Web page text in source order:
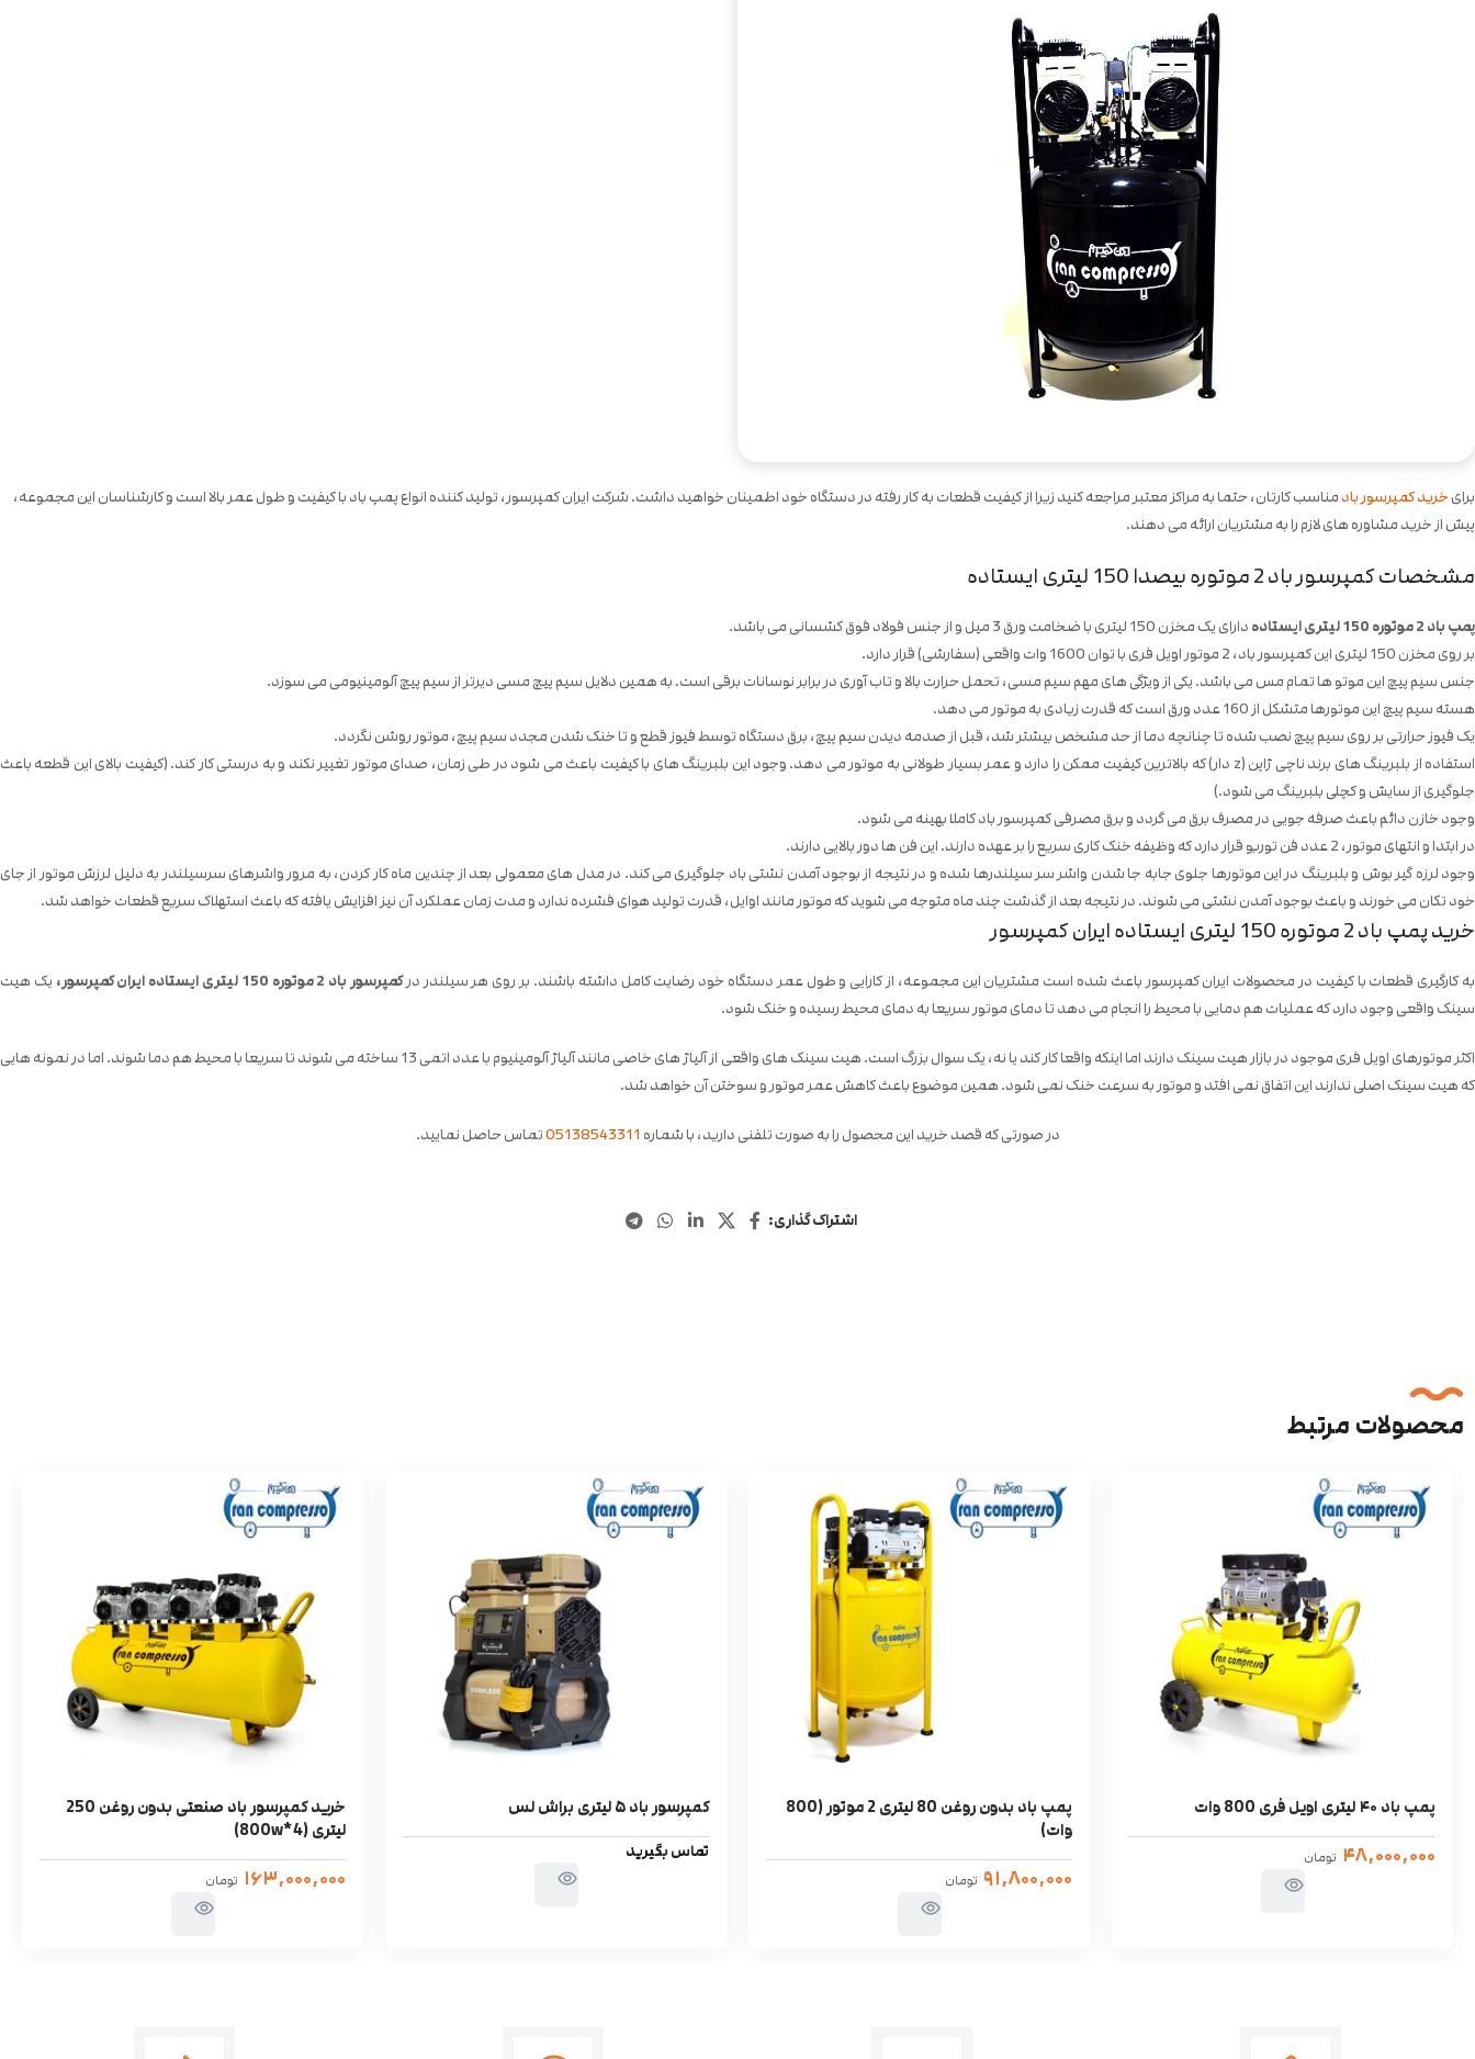
برای خرید کمپرسور بادمناسب کارتان، حتما به مراکز معتبر مراجعه کنید زیرا از کیفیت قطعات به کار رفته در دستگاه خود اطمینان خواهید داشت. شرکت ایران کمپرسور، تولید کننده انواع پمپ باد با کیفیت و طول عمر بالا است و کارشناسان این مجموعه،
پیش از خرید مشاوره های لازم را به مشتریان ارائه می دهند.
مشخصات کمپرسور باد 2 موتوره بیصدا 150 لیتری ایستاده
پمپ باد 2 موتوره 150 لیتری ایستاده
دارای یک مخزن 150 لیتری با ضخامت ورق 3 میل و از جنس فولاد فوق کشسانی می باشد.
بر روی مخزن 150 لیتری این کمپرسور باد، 2 موتور اویل فری با توان 1600 وات واقعی (سفارشی) قرار دارد.
جنس سیم پیچ این موتو ها تمام مس می باشد. یکی از ویژگی های مهم سیم مسی، تحمل حرارت بالا و تاب آوری در برابر نوسانات برقی است. به همین دلایل سیم پیچ مسی دیرتر از سیم پیچ آلومینیومی می سوزد.
هسته سیم پیچ این موتورها متشکل از 160 عدد ورق است که قدرت زیادی به موتور می دهد.
یک فیوز حرارتی بر روی سیم پیچ نصب شده تا چنانچه دما از حد مشخص بیشتر شد، قبل از صدمه دیدن سیم پیچ، برق دستگاه توسط فیوز قطع و تا خنک شدن مجدد سیم پیچ، موتور روشن نگردد.
استفاده از بلبرینگ های برند ناچی ژاپن (z دار) که بالاترین کیفیت ممکن را دارد و عمر بسیار طولانی به موتور می دهد. وجود این بلبرینگ های با کیفیت باعث می شود در طی زمان، صدای موتور تغییر نکند و به درستی کار کند. (کیفیت بالای این قطعه باعث
جلوگیری از سایش و کچلی بلبرینگ می شود.)
وجود خازن دائم باعث صرفه جویی در مصرف برق می گردد و برق مصرفی کمپرسور باد کاملا بهینه می شود.
در ابتدا و انتهای موتور، 2 عدد فن توربو قرار دارد که وظیفه خنک کاری سریع را بر عهده دارند. این فن ها دور بالایی دارند.
وجود لرزه گیر بوش و بلبرینگ در این موتورها جلوی جابه جا شدن واشر سر سیلندرها شده و در نتیجه از بوجود آمدن نشتی باد جلوگیری می کند. در مدل های معمولی بعد از چندین ماه کار کردن، به مرور واشرهای سرسیلندر به دلیل لرزش موتور از جای
خود تکان می خورند و باعث بوجود آمدن نشتی می شوند. در نتیجه بعد از گذشت چند ماه متوجه می شوید که موتور مانند اوایل، قدرت تولید هوای فشرده ندارد و مدت زمان عملکرد آن نیز افزایش یافته که باعث استهلاک سریع قطعات خواهد شد.
خرید پمپ باد 2 موتوره 150 لیتری ایستاده ایران کمپرسور
به کارگیری قطعات با کیفیت در محصولات ایران کمپرسور باعث شده است مشتریان این مجموعه، از کارایی و طول عمر دستگاه خود رضایت کامل داشته باشند. بر روی هر سیلندر درکمپرسور باد 2 موتوره 150 لیتری ایستاده ایران کمپرسور،
یک هیت
سینک واقعی وجود دارد که عملیات هم دمایی با محیط را انجام می دهد تا دمای موتور سریعا به دمای محیط رسیده و خنک شود.
اکثر موتورهای اویل فری موجود در بازار هیت سینک دارند اما اینکه واقعا کار کند یا نه، یک سوال بزرگ است. هیت سینک های واقعی از آلیاژ های خاصی مانند آلیاژ آلومینیوم با عدد اتمی 13 ساخته می شوند تا سریعا با محیط هم دما شوند. اما در نمونه هایی
که هیت سینک اصلی ندارند این اتفاق نمی افتد و موتور به سرعت خنک نمی شود. همین موضوع باعث کاهش عمر موتور و سوختن آن خواهد شد.
در صورتی که قصد خرید این محصول را به صورت تلفنی دارید، با شماره 05138543311تماس حاصل نمایید.
اشتراک گذاری:
محصولات مرتبط
پمپ باد ۴۰ لیتری اویل فری 800 وات
۴۸,۰۰۰,۰۰۰ تومان
پمپ باد بدون روغن 80 لیتری 2 موتور (800
وات)
۹۱,۸۰۰,۰۰۰ تومان
کمپرسور باد ۵ لیتری براش لس
تماس بگیرید
خرید کمپرسور باد صنعتی بدون روغن 250
لیتری (4*800w)
۱۶۳,۰۰۰,۰۰۰ تومان